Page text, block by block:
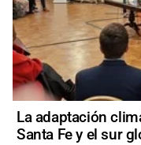
La adaptación
Santa Fe y el sur